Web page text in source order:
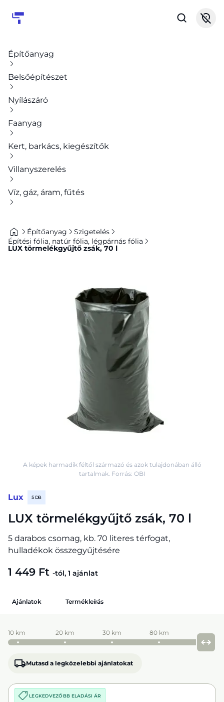
Építőanyag
Belsőépítészet
Nyílászáró
Faanyag
Kert, barkács, kiegészítők
Villanyszerelés
Víz, gáz, áram, fűtés
Építőanyag
Szigetelés
Építési fólia, natúr fólia, légpárnás fólia
LUX törmelékgyűjtő zsák, 70 l
Lux 5 DB
LUX törmelékgyűjtő zsák, 70 l
5 darabos csomag, kb. 70 literes térfogat,
hulladékok összegyűjtésére
1 449 Ft -tól, 1 ajánlat
A képek harmadik féltől származó és azok tulajdonában álló
tartalmak. Forrás: OBI
Ajánlatok Termékleírás
10 km 20 km 30 km 80 km
Mutasd a legközelebbi ajánlatokat
LEGKEDVEZŐBB ELADÁSI ÁR